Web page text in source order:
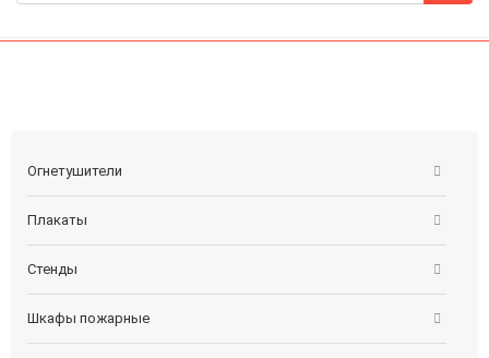
Огнетушители
Плакаты
Стенды
Шкафы пожарные